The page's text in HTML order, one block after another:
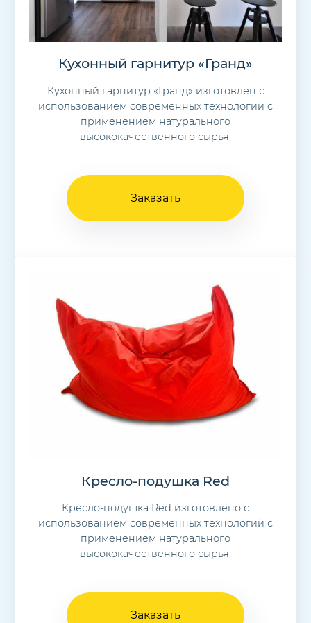
Кухонный гарнитур «Гранд»
Кухонный гарнитур «Гранд» изготовлен с
использованием современных технологий с
применением натурального
высококачественного сырья.
Заказать
Кресло-подушка Red
Кресло-подушка Red изготовлено с
использованием современных технологий с
применением натурального
высококачественного сырья.
Заказать